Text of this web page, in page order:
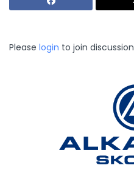
Please login to join discussion